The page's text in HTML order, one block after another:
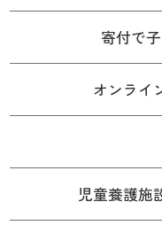
寄付で
オンライ
児童養護施